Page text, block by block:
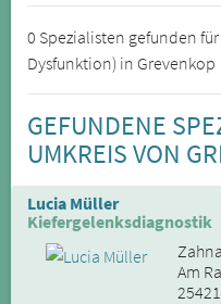
0 Spezialisten gefunden
Dysfunktion) in Grevenkop
GEFUNDENE
UMKREIS VON
Lucia Müller
Kiefergelenksdiagnostik
Am